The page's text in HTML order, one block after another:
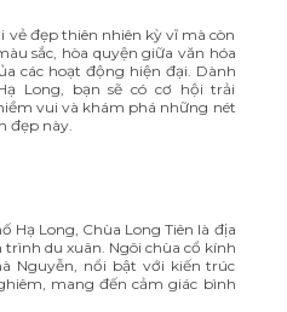
vẻ đẹp thiên nhiên kỳ vĩ mà còn
sắc, hòa quyện giữa văn hóa
các hoạt động hiện đại. Dành
Long, bạn sẽ có cơ hội trải
vui và khám phá những nét
đẹp này.
Long, Chùa Long Tiên là địa
du xuân. Ngôi chùa cổ kính
Nguyễn, nổi bật với kiến trúc
mang đến cảm giác bình